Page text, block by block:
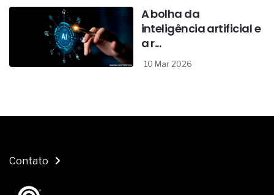
A bolha da
inteligência artificial e
a r...
10 Mar 2026
Contato